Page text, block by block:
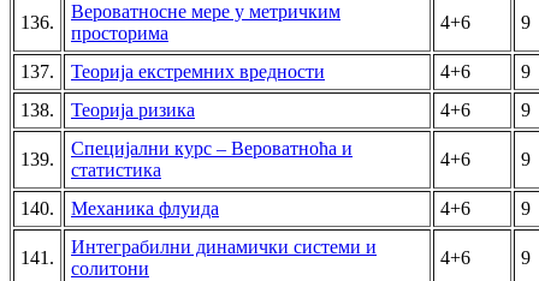
136.
Вероватносне мере у метричким
просторима
4+6 9
137. Теорија екстремних вредности 4+6
9
138.
Теорија ризика 4+6 9
139.
Специјални курс – Вероватноћа и
статистика
4+6 9
140. Механика флуида 4+6 9
141.
Интеграбилни динамички системи и
солитони
4+6 9